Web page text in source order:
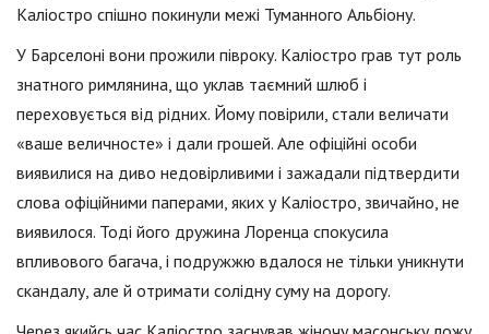
Каліостро спішно покинули межі Туманного Альбіону.
У Барселоні вони прожили півроку. Каліостро грав тут роль
знатного римлянина, що уклав таємний шлюб і
переховується від рідних. Йому повірили, стали величати
«ваше величносте» і дали грошей. Але офіційні особи
виявилися на диво недовірливими і зажадали підтвердити
слова офіційними паперами, яких у Каліостро, звичайно, не
виявилося. Тоді його дружина Лоренца спокусила
впливового багача, і подружжю вдалося не тільки уникнути
скандалу, але й отримати солідну суму на дорогу.